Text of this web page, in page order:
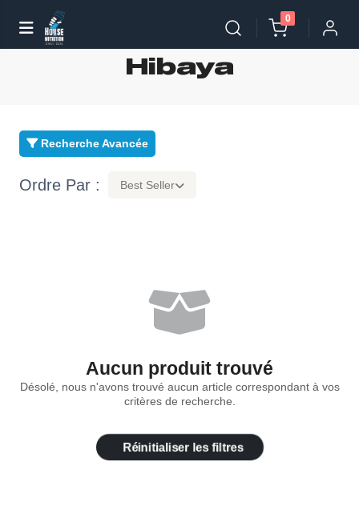
0
Hibaya
Recherche Avancée
Ordre Par : Best Seller
Aucun produit trouvé
Désolé, nous n'avons trouvé aucun article correspondant à vos
critères de recherche.
Réinitialiser les filtres